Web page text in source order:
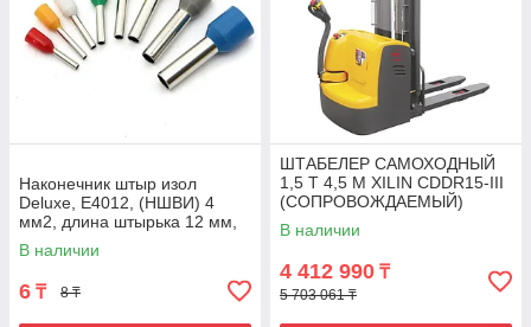
Наконечник штыр изол
Deluxe, Е4012, (НШВИ) 4
мм2, длина штырька 12 мм,
(1000 шт/упак)
В наличии
6 ₸ 8 ₸
ШТАБЕЛЕР САМОХОДНЫЙ
1,5 Т 4,5 М XILIN CDDR15-III
(СОПРОВОЖДАЕМЫЙ)
В наличии
4 412 990 ₸
5 703 061 ₸